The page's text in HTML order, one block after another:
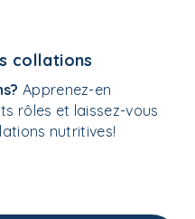
collations
Apprenez-en
rôles et laissez-vous
nutritives!